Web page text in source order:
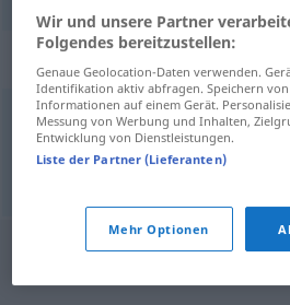
Synonyme für
Sauce,Soße,Dip
Wir und unsere Partner
Folgendes bereitzustellen:
Genaue Geolocation-Daten verwenden.
Identifikation aktiv abfragen. Speichern
Informationen auf einem Gerät.
Messung von Werbung und Inhalten,
Entwicklung von Dienstleistungen.
Liste der Partner (Lieferanten)
Mehr Optionen